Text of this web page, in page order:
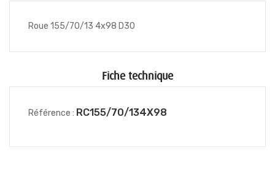
Roue 155/70/13 4x98 D30
Fiche technique
Référence : RC155/70/134X98